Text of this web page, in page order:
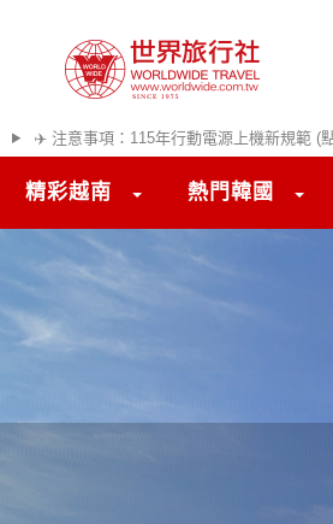
✈️ 注意事項：115年行動電源上機新規範 (
精彩越南 熱門韓國